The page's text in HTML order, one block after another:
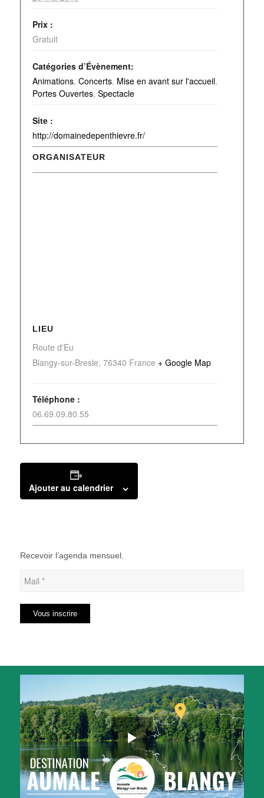
Prix :
Gratuit
Catégories d’Évènement:
Animations, Concerts, Mise en avant sur l'accueil,
Portes Ouvertes, Spectacle
Site :
http://domainedepenthievre.fr/
ORGANISATEUR
LIEU
Route d'Eu
Blangy-sur-Bresle, 76340 France + Google Map
Téléphone :
06.69.09.80.55
Ajouter au calendrier
Recevoir l’agenda mensuel.